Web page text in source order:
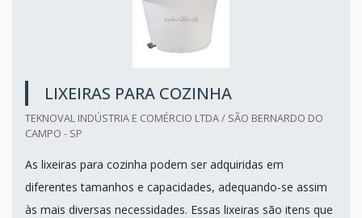
LIXEIRAS PARA COZINHA
TEKNOVAL INDÚSTRIA E COMÉRCIO LTDA / SÃO BERNARDO DO
CAMPO - SP
As lixeiras para cozinha podem ser adquiridas em
diferentes tamanhos e capacidades, adequando-se assim
às mais diversas necessidades. Essas lixeiras são itens que